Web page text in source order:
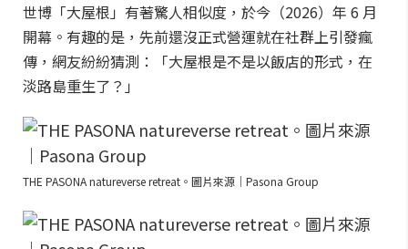
世博「大屋根」有著驚人相似度，於今（2026）年 6 月
開幕。有趣的是，先前還沒正式營運就在社群上引發瘋
傳，網友紛紛猜測：「大屋根是不是以飯店的形式，在
淡路島重生了？」
THE PASONA natureverse retreat。圖片來源｜Pasona Group